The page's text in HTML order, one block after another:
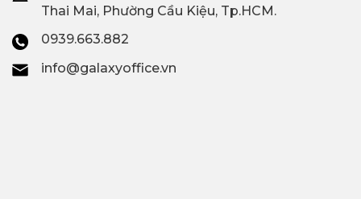
Thai Mai, Phường Cầu Kiệu, Tp.HCM.
0939.663.882
info@galaxyoffice.vn